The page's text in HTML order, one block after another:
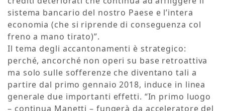
sistema bancario del nostro Paese e l’intera
economia (che si riprende di conseguenza col
freno a mano tirato)”.
Il tema degli accantonamenti è strategico:
perché, ancorché non operi su base retroattiva
ma solo sulle sofferenze che diventano tali a
partire dal primo gennaio 2018, induce in linea
generale due importanti effetti. “In primo luogo
– continua Manetti – fungerà da acceleratore del